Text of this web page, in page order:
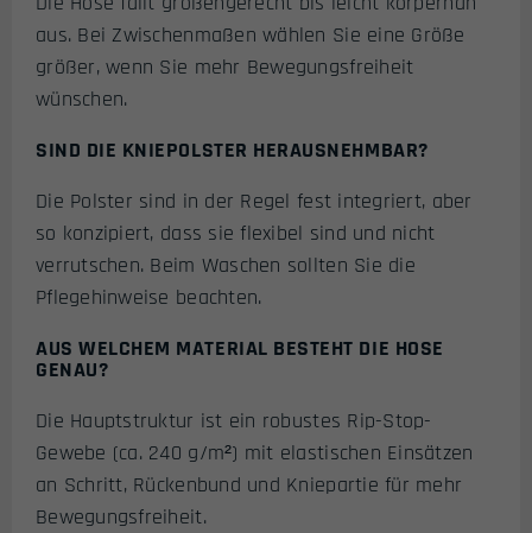
aus. Bei Zwischenmaßen wählen Sie eine Größe
größer, wenn Sie mehr Bewegungsfreiheit
wünschen.
SIND DIE KNIEPOLSTER HERAUSNEHMBAR?
Die Polster sind in der Regel fest integriert, aber
so konzipiert, dass sie flexibel sind und nicht
verrutschen. Beim Waschen sollten Sie die
Pflegehinweise beachten.
AUS WELCHEM MATERIAL BESTEHT DIE HOSE
GENAU?
Die Hauptstruktur ist ein robustes Rip-Stop-
Gewebe (ca. 240 g/m²) mit elastischen Einsätzen
an Schritt, Rückenbund und Kniepartie für mehr
Bewegungsfreiheit.